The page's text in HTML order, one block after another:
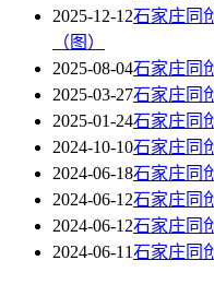
2025-12-12石家庄同
（图）
2025-08-04石家庄同
2025-03-27石家庄同
2025-01-24石家庄同
2024-10-10石家庄同
2024-06-18石家庄同
2024-06-12石家庄同
2024-06-12石家庄同
2024-06-11石家庄同